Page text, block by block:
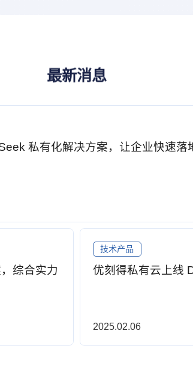
最新消息
私有化解决方案，让企业快速落
综合实力
技术产品
优刻得私有云上线
2025.02.06